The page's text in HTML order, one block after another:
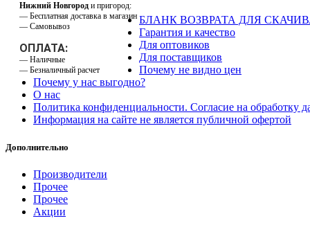
Нижний Новгород и пригород:
— Бесплатная доставка в магазин
— Самовывоз
ОПЛАТА:
— Наличные
— Безналичный расчет
БЛАНК ВОЗВРАТА ДЛЯ
Гарантия и качество
Для оптовиков
Для поставщиков
Почему не видно цен
Почему у нас выгодно?
О нас
Политика конфиденциальности. Согласие на обработку
Информация на сайте не является публичной офертой
Дополнительно
Производители
Прочее
Прочее
Акции